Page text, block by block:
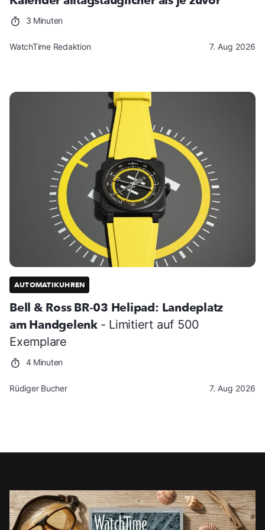
3 Minuten
WatchTime Redaktion 7. Aug 2026
AUTOMATIKUHREN
Bell & Ross BR-03 Helipad: Landeplatz
am Handgelenk - Limitiert auf 500
Exemplare
4 Minuten
Rüdiger Bucher 7. Aug 2026